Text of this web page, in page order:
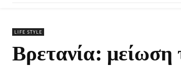
LIFE STYLE
Βρετανία: